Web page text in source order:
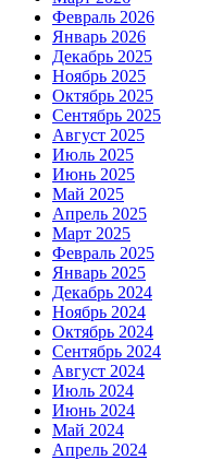
Февраль 2026
Январь 2026
Декабрь 2025
Ноябрь 2025
Октябрь 2025
Сентябрь 2025
Август 2025
Июль 2025
Июнь 2025
Май 2025
Апрель 2025
Март 2025
Февраль 2025
Январь 2025
Декабрь 2024
Ноябрь 2024
Октябрь 2024
Сентябрь 2024
Август 2024
Июль 2024
Июнь 2024
Май 2024
Апрель 2024